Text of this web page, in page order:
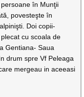
în Munţii
povesteşte în
Doi copii-
cu scoala de
Gentiana- Saua
drum spre Vf Peleaga
mergeau in aceeasi